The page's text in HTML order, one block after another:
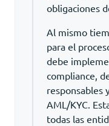
obligaciones
Al mismo
para el
debe
compliance,
responsables
AML/KYC.
todas las